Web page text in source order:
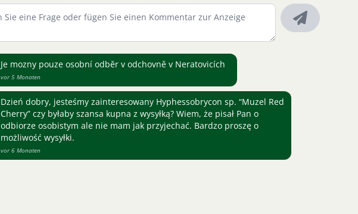
Je mozny pouze osobní odběr v odchovně v Neratovicích
vor 5 Monaten
Dzień dobry, jesteśmy zainteresowany Hyphessobrycon sp. “Muzel Red
Cherry” czy byłaby szansa kupna z wysyłką? Wiem, że pisał Pan o
odbiorze osobistym ale nie mam jak przyjechać. Bardzo proszę o
możliwość wysyłki.
vor 6 Monaten